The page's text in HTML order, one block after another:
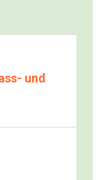
und